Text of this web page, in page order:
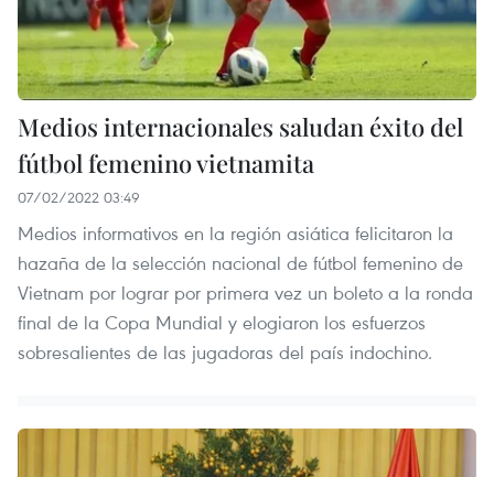
Medios internacionales saludan éxito del
fútbol femenino vietnamita
07/02/2022 03:49
Medios informativos en la región asiática felicitaron la
hazaña de la selección nacional de fútbol femenino de
Vietnam por lograr por primera vez un boleto a la ronda
final de la Copa Mundial y elogiaron los esfuerzos
sobresalientes de las jugadoras del país indochino.